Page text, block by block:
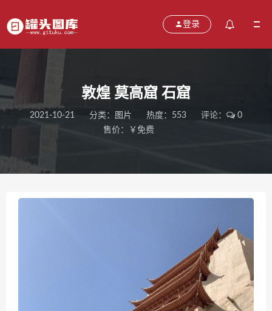
登录
敦煌 莫高窟 石窟
2021-10-21 分类： 图片 热度：553 评论：
0
售价：￥免费